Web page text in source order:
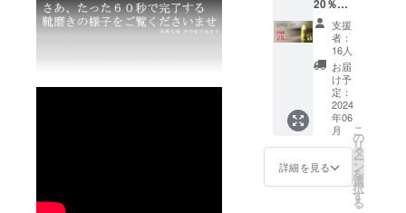
ケージ
■一般販
売予定
価格
3,960円
(消費税
等込み)
ｘ3＝
11,880
込・送
料無料
20％OF
F】 レ
ザー
ロー
ション
「ミ
ラーポ
リッ
シュ60
セカン
ズ」5本
セット
■セット
内容 ・
支援
者：
16人
お届
け予
定：
2024
年06
月
詳細を見る
こ
の
リ
タ
ー
ン
を
選
択
す
る